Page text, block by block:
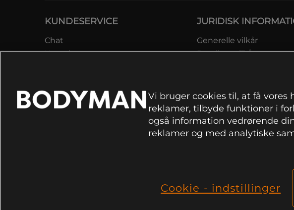
KUNDESERVICE
Chat
Kontakt
Reklamer
FAQ
JURIDISK
Generelle vilkår
Betalingsvilkår
Leveringsinformation
Prisgaranti
Information om
reklamationer
Vi bruger cookies til, at få
reklamer, tilbyde funktioner i
også information vedrørende
reklamer og med analytiske
Cookie - indstillinger